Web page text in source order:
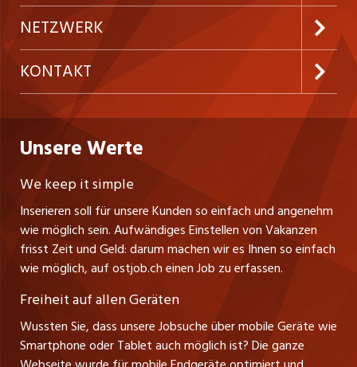
Festanstellungen
Temporäre Jobs
Freelance Jobs
Praktika
Lehrstellen
Führungspositionen
Management / Kader-Jobs
Berufsgruppen
Top-Regionen
Inserieren
Firmen
Personalvermittler
Preise & Leistungen
AGB
Datenschutzerklärung
Nutzungsbedingungen
Stellenmeldepflicht
Schnittstelle
Impressum
NETZWERK
westjob.at
nicejob.de
myjob.ch
zentraljob.ch
jobbasel.ch
jobbern.ch
jobmittelland.ch
jobzüri.ch
KONTAKT
CH Media Classifieds AG
Fürstenlandstrasse 122
CH-9001 St. Gallen
Tel. +41 71 272 73 80
info@ostjob.ch/inserate@ostjob.ch
Henrik Jasek
Leiter ostjob.ch
Fredy Pillinger
Verkauf und Beratung
Christoph Walzl
Verkauf und Beratung
Unsere Werte
We keep it simple
Inserieren soll für unsere Kunden so einfach und angenehm
wie möglich sein. Aufwändiges Einstellen von Vakanzen
frisst Zeit und Geld: darum machen wir es Ihnen so einfach
wie möglich, auf ostjob.ch einen Job zu erfassen.
Freiheit auf allen Geräten
Wussten Sie, dass unsere Jobsuche über mobile Geräte wie
Smartphone oder Tablet auch möglich ist? Die ganze